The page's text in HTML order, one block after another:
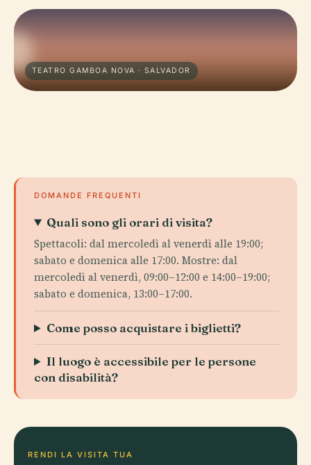
TEATRO GAMBOA NOVA · SALVADOR
DOMANDE FREQUENTI
Quali sono gli orari di visita?
Spettacoli: dal mercoledì al venerdì alle 19:00;
sabato e domenica alle 17:00. Mostre: dal
mercoledì al venerdì, 09:00–12:00 e 14:00–19:00;
sabato e domenica, 13:00–17:00.
Come posso acquistare i biglietti?
Il luogo è accessibile per le persone
con disabilità?
RENDI LA VISITA TUA